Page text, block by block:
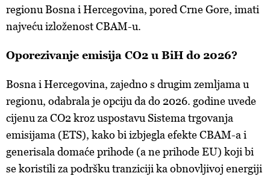
regionu Bosna i Hercegovina, pored Crne Gore, imati
najveću izloženost CBAM-u.
Oporezivanje emisija CO2 u BiH do 2026?
Bosna i Hercegovina, zajedno s drugim zemljama u
regionu, odabrala je opciju da do 2026. godine uvede
cijenu za CO2 kroz uspostavu Sistema trgovanja
emisijama (ETS), kako bi izbjegla efekte CBAM-a i
generisala domaće prihode (a ne prihode EU) koji bi
se koristili za podršku tranziciji ka obnovljivoj energiji